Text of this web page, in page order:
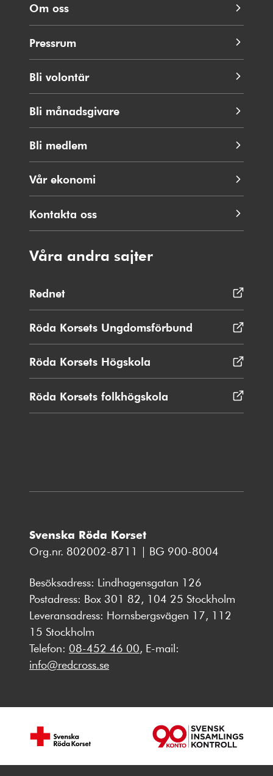
Om oss
Pressrum
Bli volontär
Bli månadsgivare
Bli medlem
Vår ekonomi
Kontakta oss
Våra andra sajter
Rednet
i
nytt
fönster
Röda Korsets Ungdomsförbund Öppnas
i
Röda Korsets Högskola
i
nytt
fönster
Röda Korsets folkhögskola
i
Svenska Röda Korset
Org.nr. 802002-8711 | BG 900-8004
Besöksadress: Lindhagensgatan 126
Postadress: Box 301 82, 104 25 Stockholm
Leveransadress: Hornsbergsvägen 17, 112
15 Stockholm
Telefon: 08-452 46 00, E-mail:
info@redcross.se